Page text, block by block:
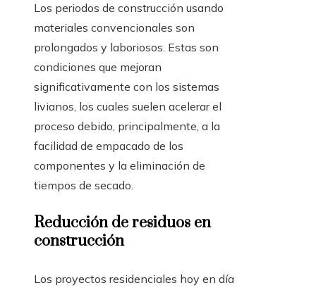
Los periodos de construcción usando
materiales convencionales son
prolongados y laboriosos. Estas son
condiciones que mejoran
significativamente con los sistemas
livianos, los cuales suelen acelerar el
proceso debido, principalmente, a la
facilidad de empacado de los
componentes y la eliminación de
tiempos de secado.
Reducción de residuos en
construcción
Los proyectos residenciales hoy en día